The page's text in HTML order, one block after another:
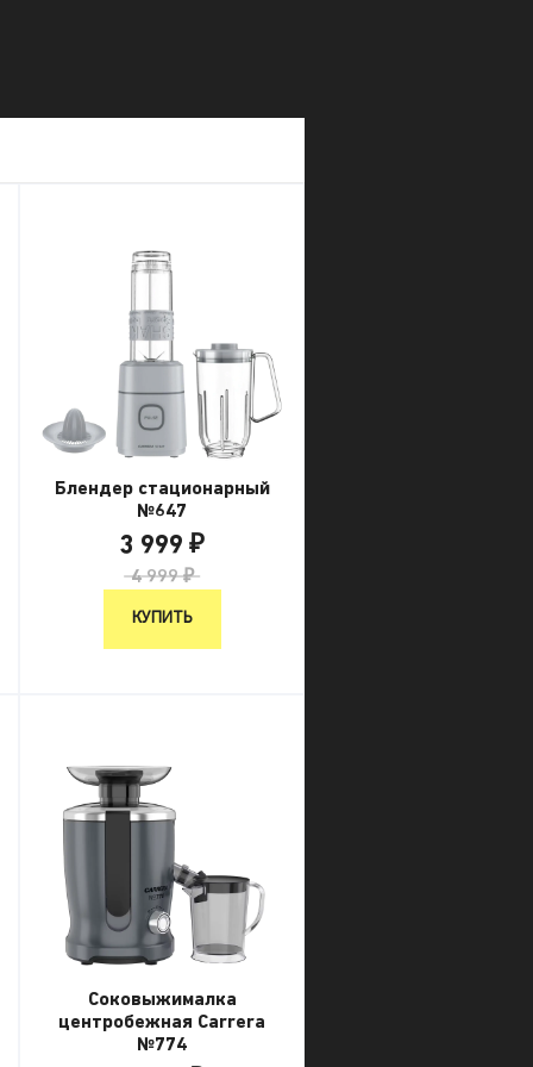
Блендер стационарный
№647
3 999 ₽
4 999 ₽
КУПИТЬ
Соковыжималка
центробежная Carrera
№774